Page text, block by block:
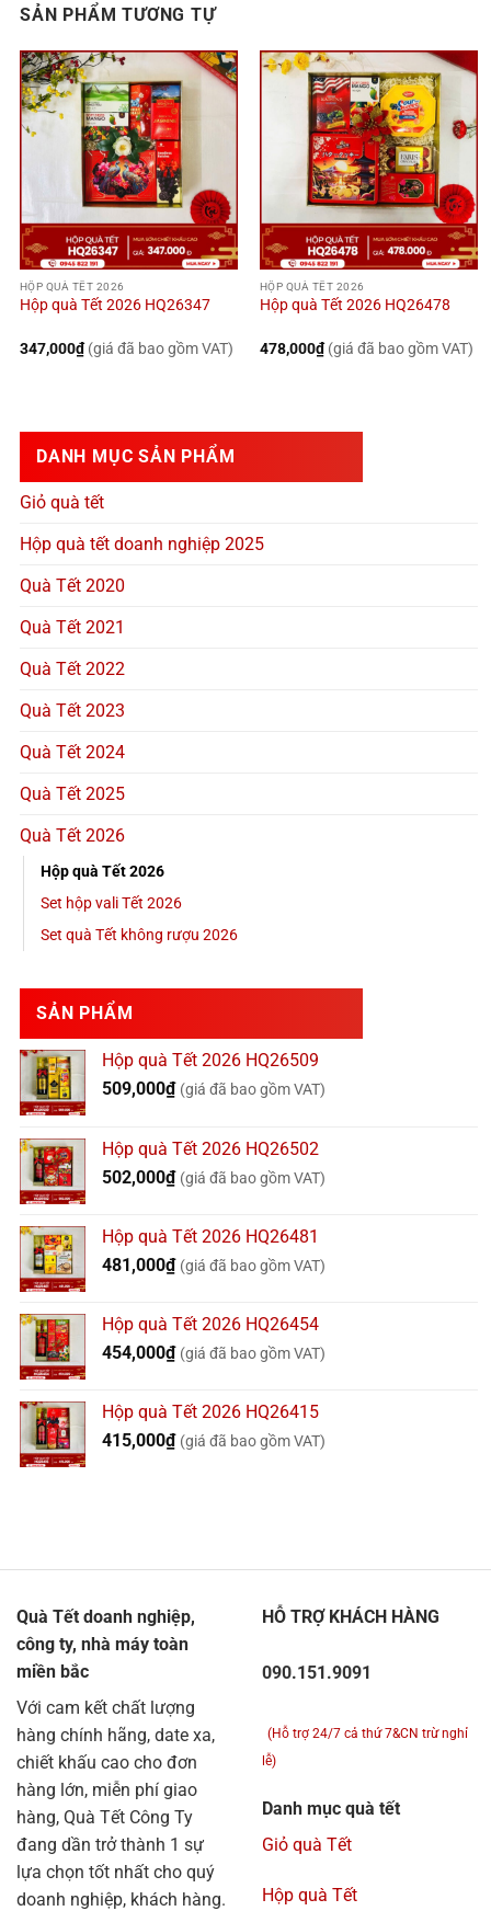
SẢN PHẨM TƯƠNG TỰ
HỘP QUÀ TẾT 2026
Hộp quà Tết 2026 HQ26347
347,000₫ (giá đã bao gồm VAT)
HỘP QUÀ TẾT 2026
Hộp quà Tết 2026 HQ26478
478,000₫ (giá đã bao gồm VAT)
DANH MỤC SẢN PHẨM
Giỏ quà tết
Hộp quà tết doanh nghiệp 2025
Quà Tết 2020
Quà Tết 2021
Quà Tết 2022
Quà Tết 2023
Quà Tết 2024
Quà Tết 2025
Quà Tết 2026
Hộp quà Tết 2026
Set hộp vali Tết 2026
Set quà Tết không rượu 2026
SẢN PHẨM
Hộp quà Tết 2026 HQ26509
509,000₫ (giá đã bao gồm VAT)
Hộp quà Tết 2026 HQ26502
502,000₫ (giá đã bao gồm VAT)
Hộp quà Tết 2026 HQ26481
481,000₫ (giá đã bao gồm VAT)
Hộp quà Tết 2026 HQ26454
454,000₫ (giá đã bao gồm VAT)
Hộp quà Tết 2026 HQ26415
415,000₫ (giá đã bao gồm VAT)
Quà Tết doanh nghiệp,
công ty, nhà máy toàn
miền bắc
Với cam kết chất lượng
hàng chính hãng, date xa,
chiết khấu cao cho đơn
hàng lớn, miễn phí giao
hàng, Quà Tết Công Ty
đang dần trở thành 1 sự
lựa chọn tốt nhất cho quý
doanh nghiệp, khách hàng.
HỖ TRỢ KHÁCH HÀNG
090.151.9091
(Hỗ trợ 24/7 cả thứ 7&CN trừ nghỉ
lễ)
Danh mục quà tết
Giỏ quà Tết
Hộp quà Tết